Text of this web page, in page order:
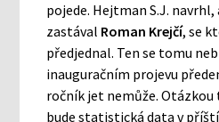
pojede. Hejtman S.J.
zastával Roman Krejčí, se
předjednal. Ten se tomu
inauguračním projevu
ročník jet nemůže. Otázkou
bude statistická data v